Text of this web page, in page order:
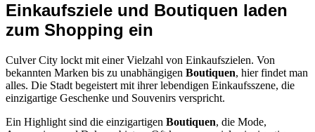
Einkaufsziele und Boutiquen laden
zum Shopping ein
Culver City lockt mit einer Vielzahl von Einkaufszielen. Von
bekannten Marken bis zu unabhängigen Boutiquen, hier findet man
alles. Die Stadt begeistert mit ihrer lebendigen Einkaufsszene, die
einzigartige Geschenke und Souvenirs verspricht.
Ein Highlight sind die einzigartigen Boutiquen, die Mode,